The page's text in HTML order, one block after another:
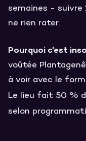
semaines -
ne rien rater.
Pourquoi c'est
voûtée
à voir avec le
Le lieu fait 50 %
selon